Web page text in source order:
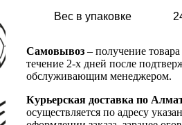
Вес в упаковке
Самовывоз – получение
течение 2-х дней после
обслуживающим менеджером.
Курьерская доставка по
осуществляется по адресу